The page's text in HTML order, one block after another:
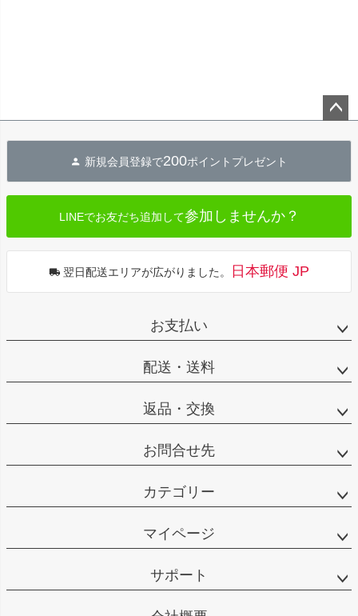
へ
新規会員登録で200ポイントプレゼント
LINEでお友だち追加して参加しませんか？
翌日配送エリアが広がりました。 日本郵便 JP
お支払い
配送・送料
返品・交換
お問合せ先
カテゴリー
マイページ
サポート